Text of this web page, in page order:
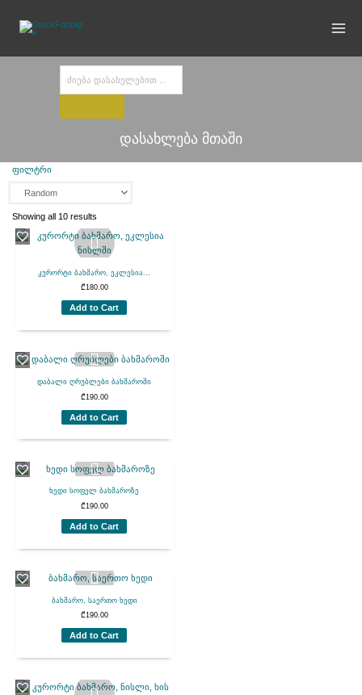
content
search
დასახლება მთაში
ფილტრი
Showing all 10 results
კურორტი ბახმარო, ეკლესია...
₾180.00
Add to Cart
დაბალი ღრუბლები ბახმაროში
₾190.00
Add to Cart
ხედი სოფელ ბახმაროზე
₾190.00
Add to Cart
ბახმარო, საერთო ხედი
₾190.00
Add to Cart